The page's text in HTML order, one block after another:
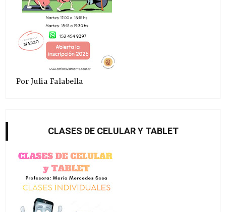
Por Julia Falabella
CLASES DE CELULAR Y TABLET